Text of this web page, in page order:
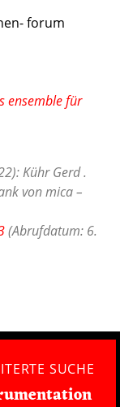
forum
ensemble für
Kühr Gerd .
von mica –
(Abrufdatum: 6.
SUCHE